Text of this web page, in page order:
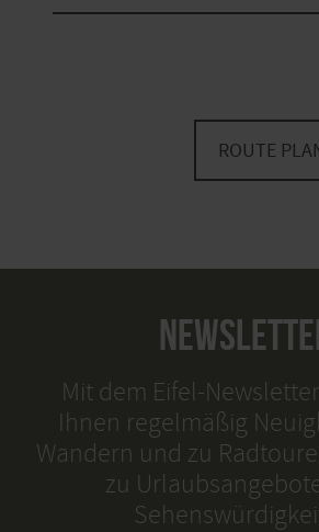
ROUTE
Mit dem Eifel-
Ihnen regelmäßig
Wandern und zu
zu